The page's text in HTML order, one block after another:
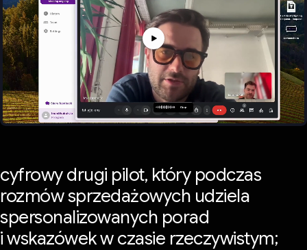
cyfrowy drugi pilot, który podczas
rozmów sprzedażowych udziela
spersonalizowanych porad
i wskazówek w czasie rzeczywistym;